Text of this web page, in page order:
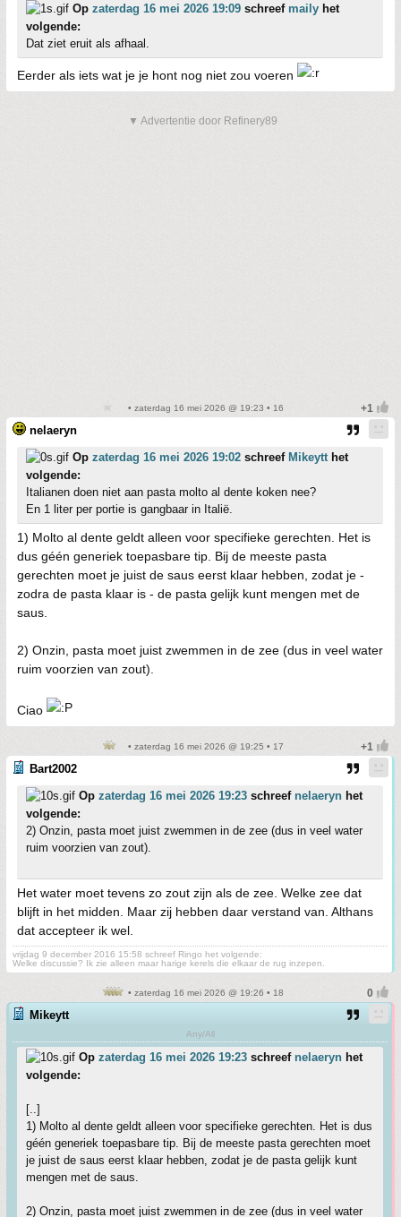
Op zaterdag 16 mei 2026 19:09 schreef maily het
volgende:
Dat ziet eruit als afhaal.
Eerder als iets wat je je hont nog niet zou voeren
▼ Advertentie door Refinery89
• zaterdag 16 mei 2026 @ 19:23 • 16
nelaeryn
Op zaterdag 16 mei 2026 19:02 schreef Mikeytt het
volgende:
Italianen doen niet aan pasta molto al dente koken nee?
En 1 liter per portie is gangbaar in Italië.
1) Molto al dente geldt alleen voor specifieke gerechten. Het is
dus géén generiek toepasbare tip. Bij de meeste pasta
gerechten moet je juist de saus eerst klaar hebben, zodat je -
zodra de pasta klaar is - de pasta gelijk kunt mengen met de
saus.
2) Onzin, pasta moet juist zwemmen in de zee (dus in veel water
ruim voorzien van zout).
Ciao
• zaterdag 16 mei 2026 @ 19:25 • 17
Bart2002
Op zaterdag 16 mei 2026 19:23 schreef nelaeryn het
volgende:
2) Onzin, pasta moet juist zwemmen in de zee (dus in veel water
ruim voorzien van zout).
Het water moet tevens zo zout zijn als de zee. Welke zee dat
blijft in het midden. Maar zij hebben daar verstand van. Althans
dat accepteer ik wel.
vrijdag 9 december 2016 15:58 schreef Ringo het volgende:
Welke discussie? Ik zie alleen maar harige kerels die elkaar de rug inzepen.
• zaterdag 16 mei 2026 @ 19:26 • 18
Mikeytt
Any/All
Op zaterdag 16 mei 2026 19:23 schreef nelaeryn het
volgende:
[..]
1) Molto al dente geldt alleen voor specifieke gerechten. Het is dus
géén generiek toepasbare tip. Bij de meeste pasta gerechten moet
je juist de saus eerst klaar hebben, zodat je de pasta gelijk kunt
mengen met de saus.
2) Onzin, pasta moet juist zwemmen in de zee (dus in veel water